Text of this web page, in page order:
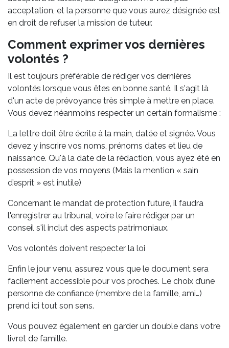
acceptation, et la personne que vous aurez désignée est
en droit de refuser la mission de tuteur.
Comment exprimer vos dernières
volontés ?
Il est toujours préférable de rédiger vos dernières
volontés lorsque vous êtes en bonne santé. Il s'agit là
d'un acte de prévoyance très simple à mettre en place.
Vous devez néanmoins respecter un certain formalisme :
La lettre doit être écrite à la main, datée et signée. Vous
devez y inscrire vos noms, prénoms dates et lieu de
naissance. Qu'à la date de la rédaction, vous ayez été en
possession de vos moyens (Mais la mention « sain
d’esprit » est inutile)
Concernant le mandat de protection future, il faudra
l'enregistrer au tribunal, voire le faire rédiger par un
conseil s'il inclut des aspects patrimoniaux.
Vos volontés doivent respecter la loi
Enfin le jour venu, assurez vous que le document sera
facilement accessible pour vos proches. Le choix d’une
personne de confiance (membre de la famille, ami…)
prend ici tout son sens.
Vous pouvez également en garder un double dans votre
livret de famille.